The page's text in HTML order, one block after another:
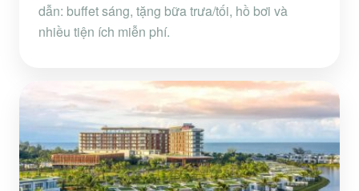
dẫn: buffet sáng, tặng bữa trưa/tối, hồ bơi và
nhiều tiện ích miễn phí.